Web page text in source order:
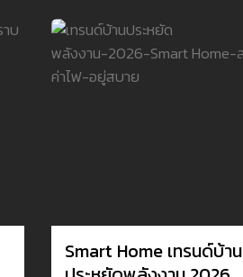
Smart Home เทรนด์บ้าน